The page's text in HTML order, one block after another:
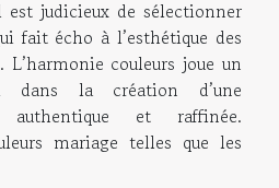
judicieux de sélectionner
fait écho à l’esthétique des
L’harmonie couleurs joue un
dans la création d’une
et raffinée.
mariage telles que les